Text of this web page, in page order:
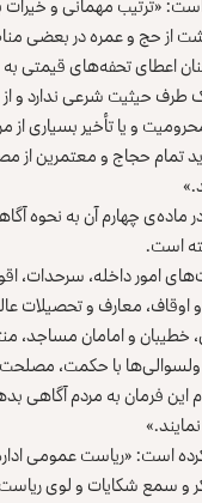
از حج و عمره در بعضی
اعطای تحفه‌های قیمتی به
طرف حیثیت شرعی ندارد و
و یا تأخیر بسیاری از
تمام حجاج و معتمرین از
ماده‌ی چهارم آن به نحوه
است.
امور داخله، سرحدات،
اوقاف، معارف و تحصیلات
و امامان مساجد،
ولسوالی‌ها با حکمت،
این فرمان به مردم آگاهی
است: «ریاست عمومی
و سمع شکایات و لوی